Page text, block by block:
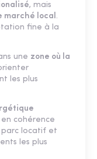
, mais
marché local.
fine à la
une zone où la
les plus
cohérence
parc locatif et
les plus